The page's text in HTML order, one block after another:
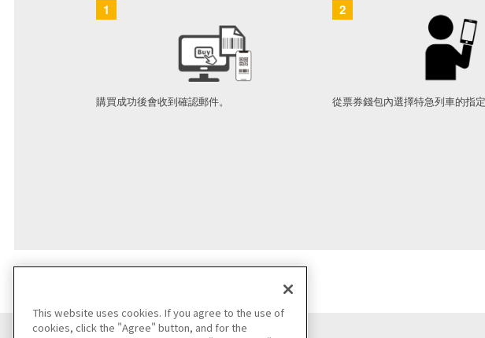
1
購買成功後會收到確認郵件。
2
從票券錢包內選擇特急列車的指定
This website uses cookies. If you agree to the use of
cookies, click the "Agree" button, and for the